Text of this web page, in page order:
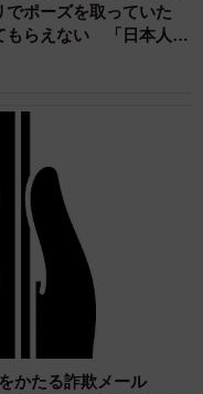
ポーズを取っていた
らえない 「日本人は
時間で3万円払った」
かたる詐欺メール